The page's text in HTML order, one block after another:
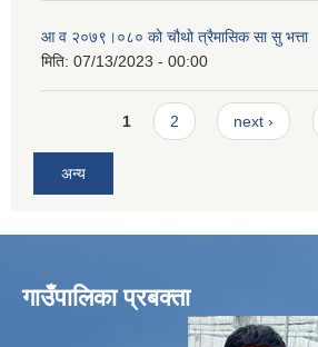
आ व २०७९।०८० को चौथो त्रैमासिक सा सु भत्ता
मिति: 07/13/2023 - 00:00
Pages1 2 next ›
अन्य
गाउँपालिका प्रबक्ता